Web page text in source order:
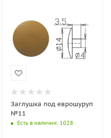
Заглушка под еврошуруп
№11
Есть в наличии: 1028